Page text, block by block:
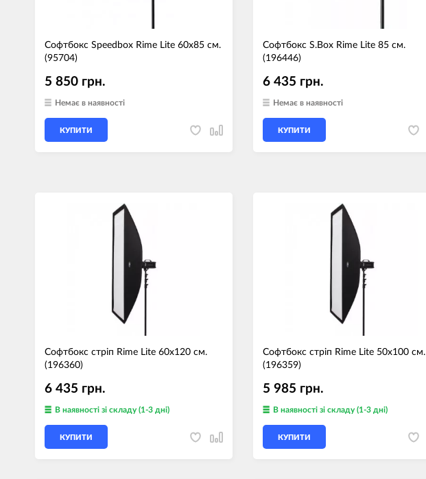
Мотоекіпування ендуро
Грузики керма
ендуро
Тубус для інструментів
Захист рук
Відеореєстратори
LED лампи головного світла
Софтбокс Speedbox Rime Lite 60х85 см.
(95704)
5 850 грн.
Немає в наявності
КУПИТИ
Софтбокс S.Box Rime Lite 85 см.
(196446)
6 435 грн.
Немає в наявності
КУПИТИ
Софтбокс стрiп Rime Lite 60х120 см.
(196360)
6 435 грн.
В наявності зі складу (1-3 дні)
КУПИТИ
Софтбокс стріп Rime Lite 50х100 см.
(196359)
5 985 грн.
В наявності зі складу (1-3 дні)
КУПИТИ